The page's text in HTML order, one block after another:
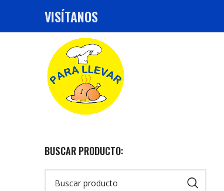
VISÍTANOS
BUSCAR PRODUCTO: